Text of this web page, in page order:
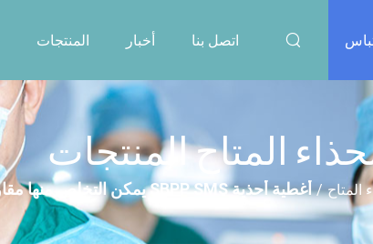
المنتجات أخبار اتصل بنا
المتاح المنتجات
المتاح / أغطية أحذية SBPP SMS يمكن التخلص منها مقاومة للماء 15 × 38 سم لغرفة الأبحاث